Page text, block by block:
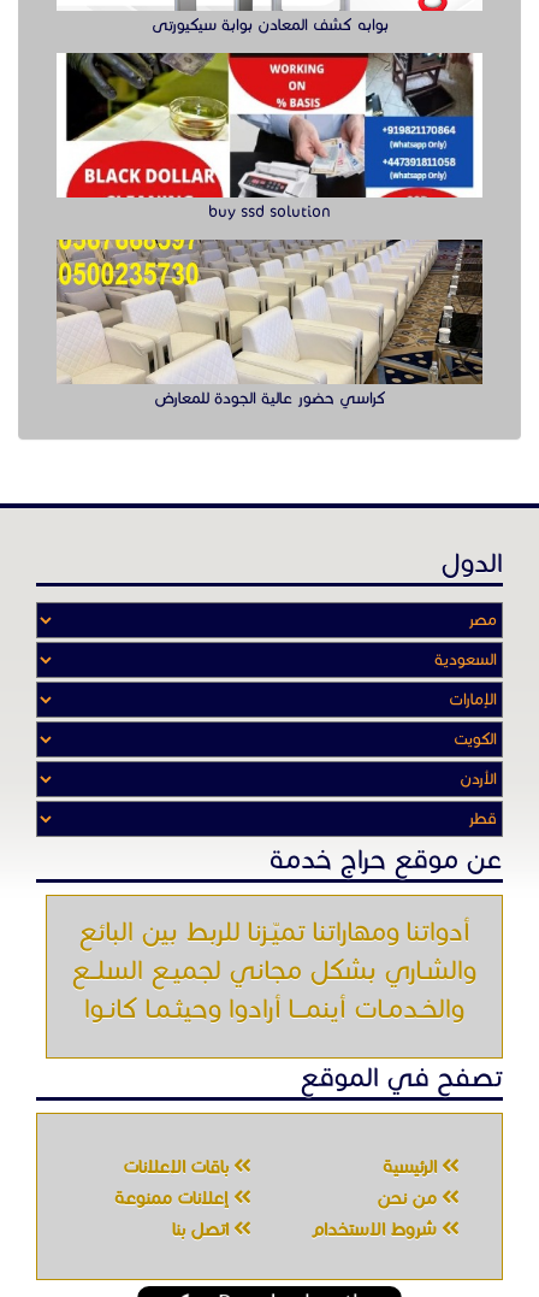
بوابه كشف المعادن بوابة سيكيورتى
buy ssd solution
كراسي حضور عالية الجودة للمعارض
الدول
عن موقع حراج خدمة
أدواتنا ومهاراتنا تميّـزنا للربط بين البائع
والشـاري بشكل مجاني لجميـع السلــع
والخـدمـات أينمـــا أرادوا وحيثـمـا كانـوا
تصفح في الموقع
الرئيسية
باقات الإعلانات
من نحن
إعلانات ممنوعة
شروط الاستخدام
اتصل بنا